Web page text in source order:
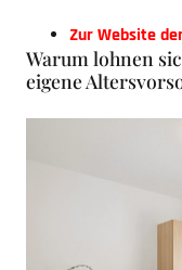
Zur Website
Warum lohnen
eigene